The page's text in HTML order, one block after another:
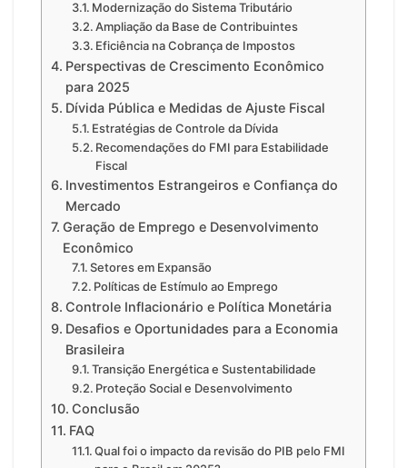
Modernização do Sistema Tributário
Ampliação da Base de Contribuintes
Eficiência na Cobrança de Impostos
Perspectivas de Crescimento Econômico
para 2025
Dívida Pública e Medidas de Ajuste Fiscal
Estratégias de Controle da Dívida
Recomendações do FMI para Estabilidade
Fiscal
Investimentos Estrangeiros e Confiança do
Mercado
Geração de Emprego e Desenvolvimento
Econômico
Setores em Expansão
Políticas de Estímulo ao Emprego
Controle Inflacionário e Política Monetária
Desafios e Oportunidades para a Economia
Brasileira
Transição Energética e Sustentabilidade
Proteção Social e Desenvolvimento
Conclusão
FAQ
Qual foi o impacto da revisão do PIB pelo FMI